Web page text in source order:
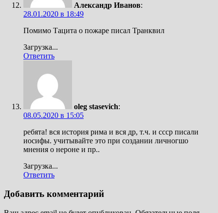
Александр Иванов:
28.01.2020 в 18:49
Помимо Тацита о пожаре писал Транквил
Загрузка...
Ответить
oleg stasevich:
08.05.2020 в 15:05
ребята! вся история рима и вся др, т.ч. и ссср писали
иосифы. учитывайте это при создании личногшо
мнения о нероне и пр..
Загрузка...
Ответить
Добавить комментарий